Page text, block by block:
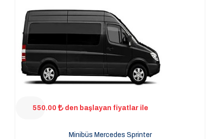
550.00 den başlayan fiyatlar ile
Minibüs Mercedes Sprinter